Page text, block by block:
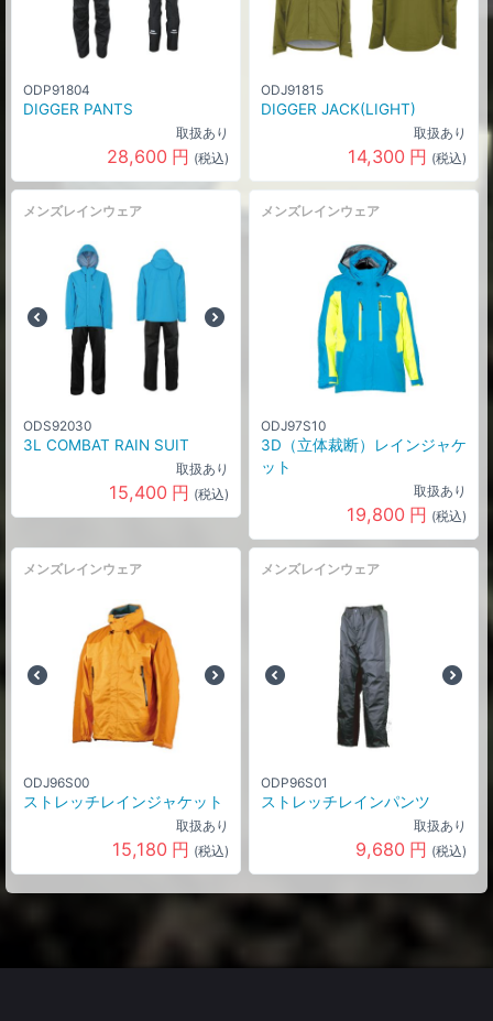
ODP91804
DIGGER PANTS
取扱あり
28,600 円 (税込)
ODJ91815
DIGGER JACK(LIGHT)
取扱あり
14,300 円 (税込)
メンズレインウェア
ODS92030
3L COMBAT RAIN SUIT
取扱あり
15,400 円 (税込)
メンズレインウェア
ODJ97S10
3D（立体裁断）レインジャケ
ット
取扱あり
19,800 円 (税込)
メンズレインウェア
ODJ96S00
ストレッチレインジャケット
取扱あり
15,180 円 (税込)
メンズレインウェア
ODP96S01
ストレッチレインパンツ
取扱あり
9,680 円 (税込)